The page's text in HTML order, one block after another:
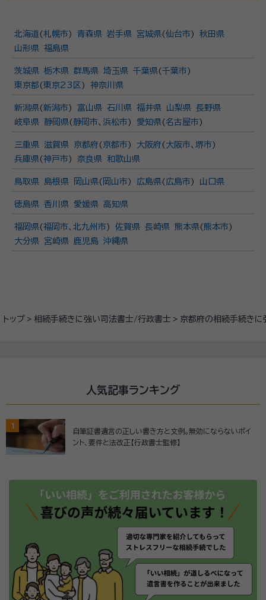
トップ 相続手続きに強い司法書士/行政書士 京都府の相続手続き
北海道 (札幌市) 青森県 岩手県 宮城県(仙台市)
秋田県
山形県 福島県
茨城県 栃木県 群馬県 埼玉県 千葉県(千葉市)
東京都 ( 東京23区 ) 神奈川県
新潟県(新潟市) 富山県 石川県 福井県 山梨県 長野県
岐阜県
静岡県( 静岡市、 浜松市) 愛知県( 名古屋市)
三重県 滋賀県 京都府( 京都市) 大阪府( 大阪市、 堺市)
兵庫県(神戸市) 奈良県 和歌山県
鳥取県 島根県 岡山県( 岡山市) 広島県( 広島市) 山口県
徳島県 香川県 愛媛県 高知県
福岡県(福岡市、 北九州市) 佐賀県 長崎県 熊本県(熊本市)
大分県
宮崎県 鹿児島 沖縄県
人気記事ランキング
1
自筆証書遺言の正しい書き方と文例。無効にならないポイ
ント、要件と法改正【行政書士監修】